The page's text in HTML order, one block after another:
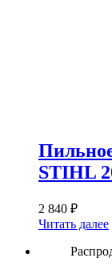
STIHL
2 840 ₽
Читать далее